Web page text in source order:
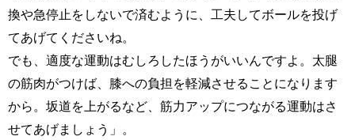
換や急停止をしないで済むように、工夫してボールを投げ
てあげてくださいね。
でも、適度な運動はむしろしたほうがいいんですよ。太腿
の筋肉がつけば、膝への負担を軽減させることになります
から。坂道を上がるなど、筋力アップにつながる運動はさ
せてあげましょう」。